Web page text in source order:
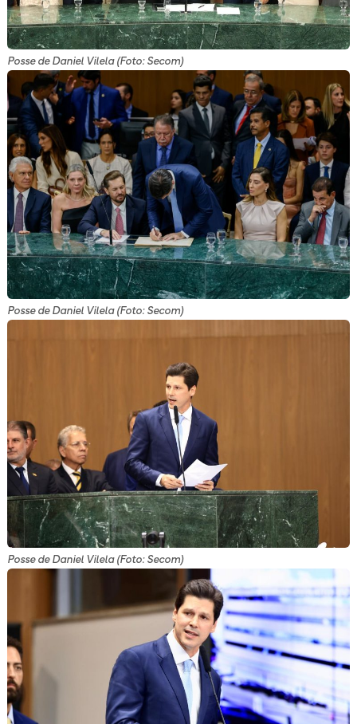
Posse de Daniel Vilela (Foto: Secom)
Posse de Daniel Vilela (Foto: Secom)
Posse de Daniel Vilela (Foto: Secom)